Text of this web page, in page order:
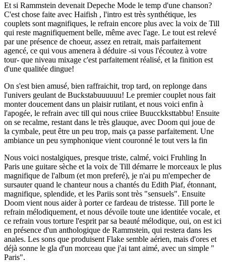
Et si Rammstein devenait Depeche Mode le temp d'une chanson?
C'est chose faite avec Haifish , l'intro est très synthétique, les
couplets sont magnifiques, le refrain encore plus avec la voix de Till
qui reste magnifiquement belle, même avec l'age. Le tout est relevé
par une présence de choeur, assez en retrait, mais parfaitement
agencé, ce qui vous amenera à déduire -si vous l'écoutez à votre
tour- que niveau mixage c'est parfaitement réalisé, et la finition est
d'une qualitée dingue!
On s'est bien amusé, bien raffraichit, trop tard, on replonge dans
l'univers geulant de Buckstabuuuuuu! Le premier couplet nous fait
monter doucement dans un plaisir rutilant, et nous voici enfin à
l'apogée, le refrain avec till qui nous criiee Buucckksttabbu! Ensuite
on se recalme, restant dans le très glauque, avec Doom qui joue de
la cymbale, peut être un peu trop, mais ça passe parfaitement. Une
ambiance un peu symphonique vient couronné le tout vers la fin
Nous voici nostalgiques, presque triste, calmé, voici Fruhling In
Paris une guitare sèche et la voix de Till démarre le morceaux le plus
magnifique de l'album (et mon preferé), je n'ai pu m'empecher de
sursauter quand le chanteur nous a chantés du Edith Piaf, étonnant,
magnifique, splendide, et les Pariis sont très "sensuels". Ensuite
Doom vient nous aider à porter ce fardeau de tristesse. Till porte le
refrain mélodiquement, et nous dévoile toute une identitée vocale, et
ce refrain vous torture l'esprit par sa beauté mélodique, oui, on est ici
en présence d'un anthologique de Rammstein, qui restera dans les
anales. Les sons que produisent Flake semble aérien, mais d'ores et
déjà sonne le gla d'un morceau que j'ai tant aimé, avec un simple "
Paris".